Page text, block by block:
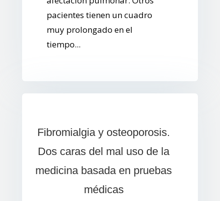
pacientes tienen un cuadro
muy prolongado en el
tiempo...
Fibromialgia y osteoporosis.
Dos caras del mal uso de la
medicina basada en pruebas
médicas